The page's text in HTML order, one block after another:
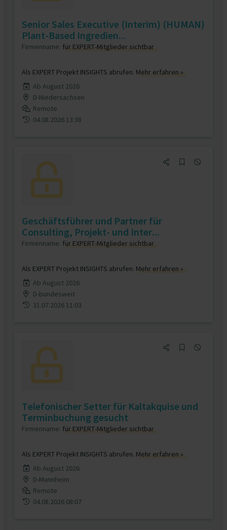
Senior Sales Executive (Interim) (HUMAN)
Plant-Based Ingredien...
Firmenname: für EXPERT-Mitglieder sichtbar
Als EXPERT Projekt INSIGHTS abrufen. Mehr erfahren »
Ab August 2026
D-Niedersachsen
Remote
04.08.2026 13:38
Geschäftsführer und Partner für
Consulting, Projekt- und Inter...
Firmenname: für EXPERT-Mitglieder sichtbar
Als EXPERT Projekt INSIGHTS abrufen. Mehr erfahren »
Ab August 2026
D-bundesweit
31.07.2026 11:03
Telefonischer Setter für Kaltakquise und
Terminbuchung gesucht
Firmenname: für EXPERT-Mitglieder sichtbar
Als EXPERT Projekt INSIGHTS abrufen. Mehr erfahren »
Ab August 2026
D-Mannheim
Remote
04.08.2026 08:07